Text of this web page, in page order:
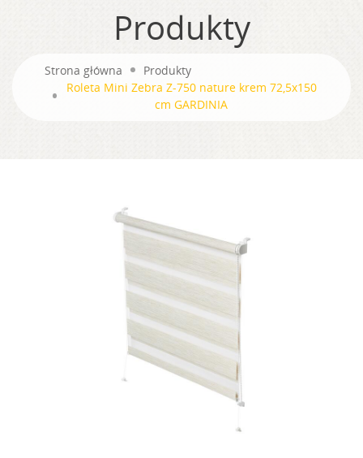
Produkty
Strona główna
Produkty
Roleta Mini Zebra Z-750 nature krem 72,5x150
cm GARDINIA